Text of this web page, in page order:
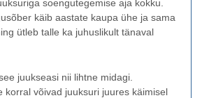
soengutegemise aja kokku.
käib aastate kaupa ühe ja sama
ütleb talle ka juhuslikult tänaval
juukseasi nii lihtne midagi.
korral võivad juuksuri juures käimisel